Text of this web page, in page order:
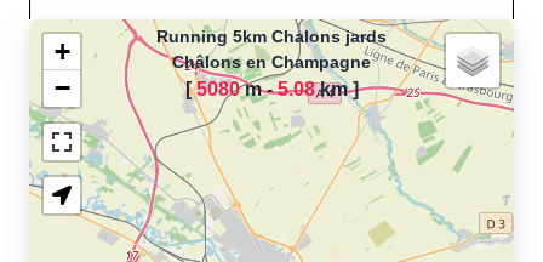
Chargement de la carte
pour calculer la distance
de votre parcours sportif
(Footing, Jogging, Course à
Running 5km Chalons jards
Châlons en Champagne
[5080m -5.08km]
+
−